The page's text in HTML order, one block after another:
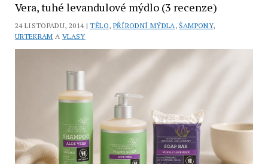
z
řady
Bio
Reserve
(recenze)
Vera, tuhé levandulové mýdlo (3 recenze)
24 LISTOPADU, 2014 |TĚLO, PŘÍRODNÍ MÝDLA ,ŠAMPONY,
URTEKRAM A VLASY